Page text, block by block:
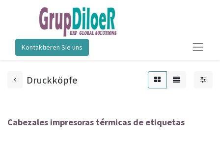
Kontaktieren Sie uns
Druckköpfe
Cabezales impresoras térmicas de etiquetas